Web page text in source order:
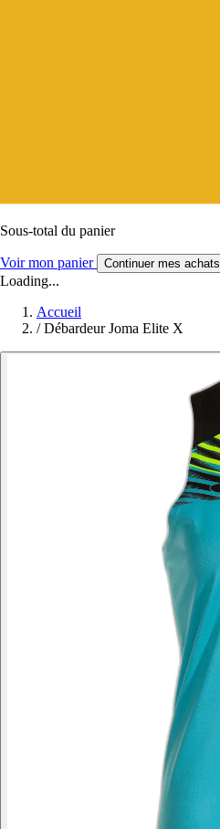
Sous-total du panier
Voir mon panier Continuer mes achats
Loading...
Accueil
/ Débardeur Joma Elite X